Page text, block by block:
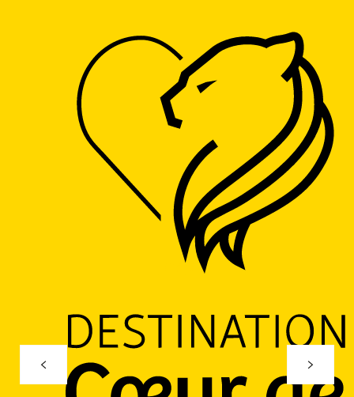
LOGO
Camping Le Bloemstraete
1 rue Bloem Straete, 59173 Renescure
Ajouter aux favoris